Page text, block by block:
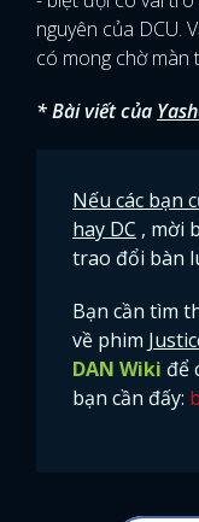
nguyên của DCU.
có mong chờ màn
* Bài viết của
Nếu các bạn
hay DC , mời
trao đổi bàn
Bạn cần tìm
về phim
DAN Wiki để
bạn cần đấy: